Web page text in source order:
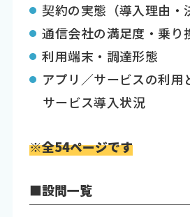
契約の実態（導入理由・
通信会社の満足度・乗り
利用端末・調達形態
アプリ／サービスの利用
サービス導入状況
※全54ページです
■設問一覧